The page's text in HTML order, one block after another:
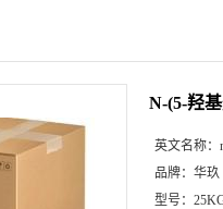
N-(5-羟
英文名称：
品牌： 华玖
型号：